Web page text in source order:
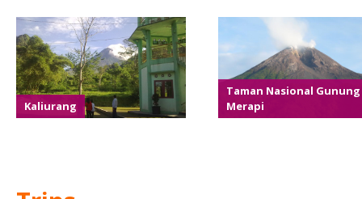
Kaliurang
Taman Nasional Gunung
Merapi